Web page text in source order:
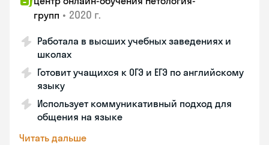
групп • 2020 г.
Работала в высших учебных заведениях и
школах
Готовит учащихся к ОГЭ и ЕГЭ по английскому
языку
Использует коммуникативный подход для
общения на языке
Читать дальше